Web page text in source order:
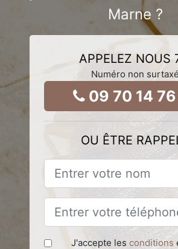
Marne ?
APPELEZ NOUS
Numéro non surtaxé
09 70 14 76
OU ÊTRE
J'accepte les conditions